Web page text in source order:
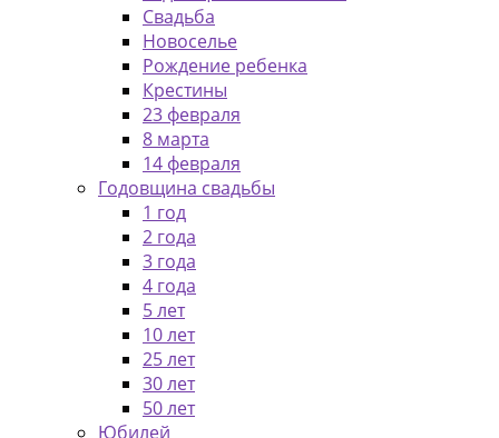
Свадьба
Новоселье
Рождение ребенка
Крестины
23 февраля
8 марта
14 февраля
Годовщина свадьбы
1 год
2 года
3 года
4 года
5 лет
10 лет
25 лет
30 лет
50 лет
Юбилей